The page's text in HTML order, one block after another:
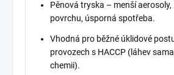
Pěnová tryska – menší aerosoly,
povrchu, úsporná spotřeba.
Vhodná pro běžné úklidové
provozech s HACCP (láhev
chemii).